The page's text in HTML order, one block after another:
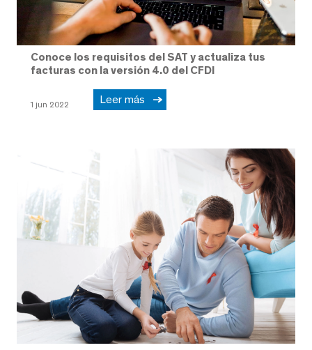
Conoce los requisitos del SAT y actualiza tus
facturas con la versión 4.0 del CFDI
1 jun 2022 Leer más